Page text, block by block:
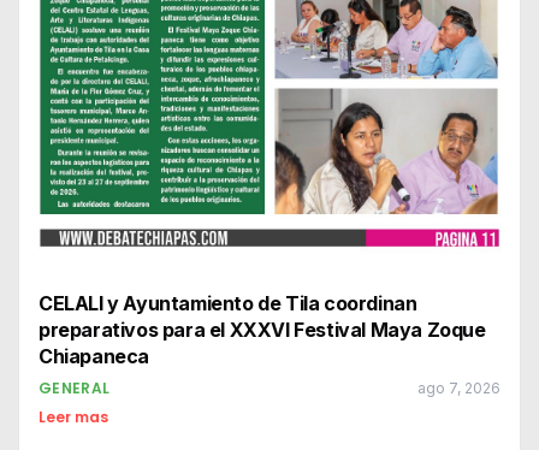
CELALI y Ayuntamiento de Tila coordinan
preparativos para el XXXVI Festival Maya Zoque
Chiapaneca
GENERAL ago 7, 2026
Leer mas